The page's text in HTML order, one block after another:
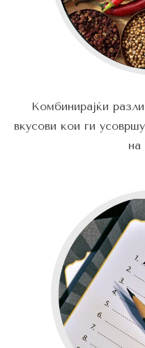
Комбинирајќи
вкусови кои ги
на